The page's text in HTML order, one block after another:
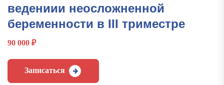
ведениии неосложненной
беременности в III триместре
90 000 ₽
Записаться